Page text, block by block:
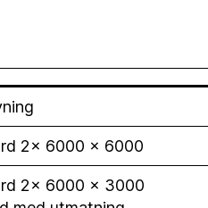
2x 6000 x 6000
2x 6000 x 3000